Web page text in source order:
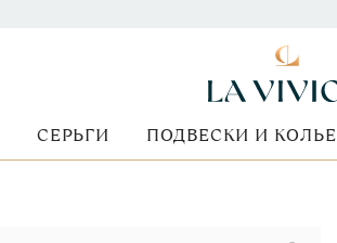
СЕРЬГИ ПОДВЕСКИ И КОЛЬЕ